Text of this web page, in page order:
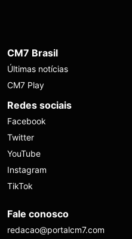
CM7 Brasil
Últimas notícias
CM7 Play
Redes sociais
Facebook
Twitter
YouTube
Instagram
TikTok
Fale conosco
redacao@portalcm7.com